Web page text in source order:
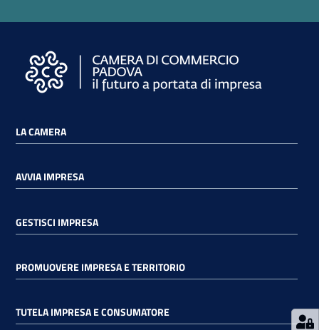
i
e
Contatti
su
LA CAMERA
AVVIA IMPRESA
GESTISCI IMPRESA
PROMUOVERE IMPRESA E TERRITORIO
TUTELA IMPRESA E CONSUMATORE